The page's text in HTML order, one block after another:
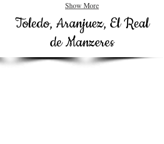
Show More
Toledo, Aranjuez, El Real
de Manzeres